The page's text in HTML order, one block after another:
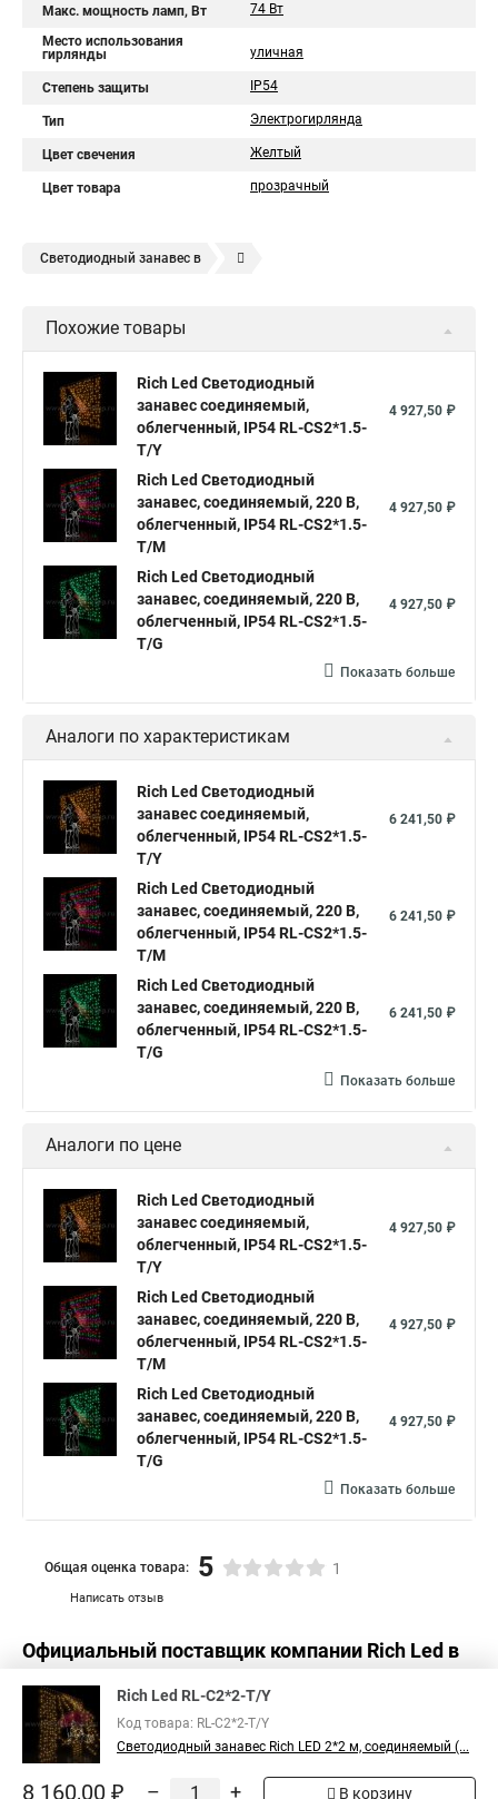
Макс. мощность ламп, Вт 74 Вт
Место использования
гирлянды
уличная
Степень защиты IP54
Тип Электрогирлянда
Цвет свечения Желтый
Цвет товара прозрачный
Светодиодный занавес в
Гирлянда дождь занавес светодиодная купить в
Светодиодные led гирлянды занавес
Занавес светодиодная купить
Гирлянда светодиодный дождь занавес
Гирлянды светодиодный занавес
Гирлянда занавес светодиодная купить
Купите светодиодный занавес
Светодиодные занавесы и гирлянды
Светодиодная занавес купить Занавесы светодиодные
Светодиодный дождь занавес купить
Купить гирлянду светодиодный занавес
Гирлянды светодиодные занавес Светодиодные занавесы
Купить светодиодную занавес
Светодиодные гирлянды занавес дождь
Светодиодный занавес дождь купить
Занавес светодиодный
Светодиодная гирлянда занавес белая
Купить гирлянда светодиодная занавес
Светодиодные дожди и занавесы
Светодиодный занавес дождь
Светодиодные дожди занавесы купить
Светодиодный занавес уличный
Занавес светодиодный уличный
Светодиодные занавесы купить
Гирлянда занавес штора светодиодная
Светодиодная занавес дождь
Занавес уличный светодиодный
Светодиодные занавес купить
Светодиодная уличная занавес Светодиодный занавеса
Дождь светодиодный занавес
Светодиодная гирлянда занавес купить
Светодиодный занавес белый теплый
Похожие товары
Rich Led Светодиодный
занавес соединяемый,
облегченный, IP54 RL-CS2*1.5-
T/Y
4 927,50 ₽
Rich Led Светодиодный
занавес, соединяемый, 220 В,
облегченный, IP54 RL-CS2*1.5-
T/M
4 927,50 ₽
Rich Led Светодиодный
занавес, соединяемый, 220 В,
облегченный, IP54 RL-CS2*1.5-
T/G
4 927,50 ₽
Показать больше
Аналоги по характеристикам
Rich Led Светодиодный
занавес соединяемый,
облегченный, IP54 RL-CS2*1.5-
T/Y
6 241,50 ₽
Rich Led Светодиодный
занавес, соединяемый, 220 В,
облегченный, IP54 RL-CS2*1.5-
T/M
6 241,50 ₽
Rich Led Светодиодный
занавес, соединяемый, 220 В,
облегченный, IP54 RL-CS2*1.5-
T/G
6 241,50 ₽
Показать больше
Аналоги по цене
Rich Led Светодиодный
занавес соединяемый,
облегченный, IP54 RL-CS2*1.5-
T/Y
4 927,50 ₽
Rich Led Светодиодный
занавес, соединяемый, 220 В,
облегченный, IP54 RL-CS2*1.5-
T/M
4 927,50 ₽
Rich Led Светодиодный
занавес, соединяемый, 220 В,
облегченный, IP54 RL-CS2*1.5-
T/G
4 927,50 ₽
Показать больше
Написать отзыв
Общая оценка товара: 5 1
Официальный поставщик компании Rich Led в
России
Rich Led RL-C2*2-T/Y
Код товара: RL-C2*2-T/Y
Светодиодный занавес Rich LED 2*2 м, соединяемый (...
8 160,00 ₽ – + В корзину